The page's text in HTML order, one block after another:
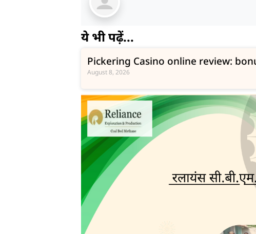
ये भी पढ़ें...
Pickering Casino online review:
August 8, 2026